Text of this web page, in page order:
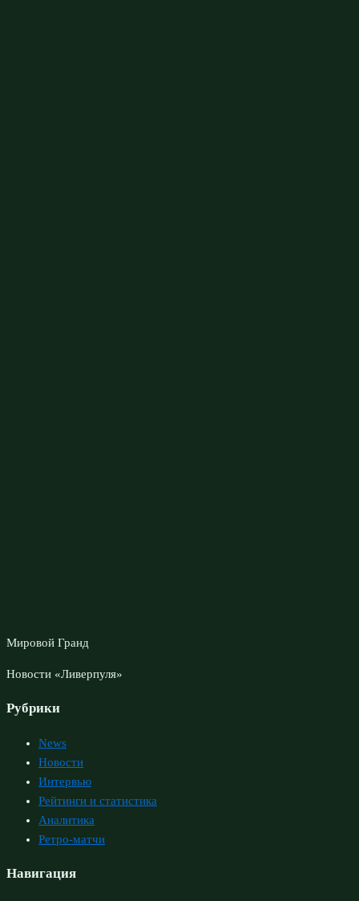
Мировой Гранд
Новости «Ливерпуля»
Рубрики
News
Новости
Интервью
Рейтинги и статистика
Аналитика
Ретро-матчи
Навигация